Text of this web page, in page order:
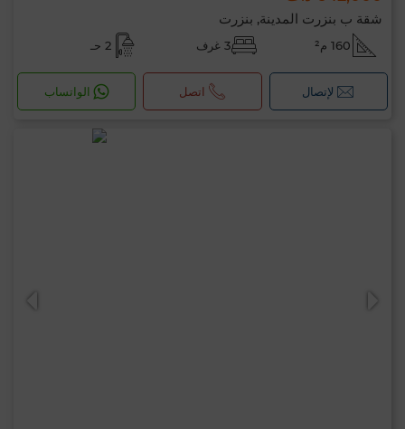
شقة ب بنزرت المدينة, بنزرت
160 م² 3 غرف 2 حـ
لإتصال اتصل الواتساب